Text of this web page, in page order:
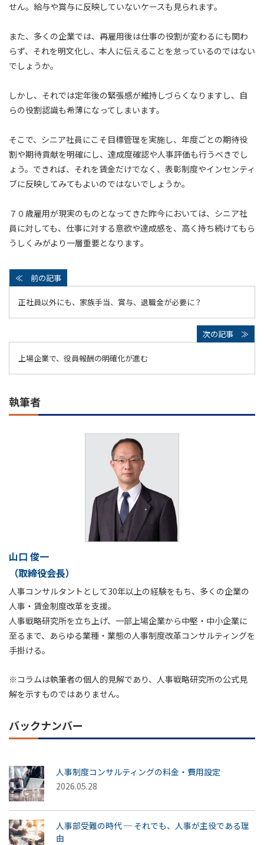
せん。給与や賞与に反映していないケースも見られます。
また、多くの企業では、再雇用後は仕事の役割が変わるにも関わ
らず、それを明文化し、本人に伝えることを怠っているのではない
でしょうか。
しかし、それでは定年後の緊張感が維持しづらくなりますし、自
らの役割認識も希薄になってしまいます。
そこで、シニア社員にこそ目標管理を実施し、年度ごとの期待役
割や期待貢献を明確にし、達成度確認や人事評価も行うべきでし
ょう。できれば、それを賃金だけでなく、表彰制度やインセンティ
ブに反映してみてもよいのではないでしょうか。
７０歳雇用が現実のものとなってきた昨今においては、シニア社
員に対しても、仕事に対する意欲や達成感を、高く持ち続けてもら
うしくみがより一層重要となります。
正社員以外にも、家族手当、賞与、退職金が必要に？
上場企業で、役員報酬の明確化が進む
執筆者
山口 俊一
（取締役会長）
人事コンサルタントとして30年以上の経験をもち、多くの企業の
人事・賃金制度改革を支援。
人事戦略研究所を立ち上げ、一部上場企業から中堅・中小企業に
至るまで、あらゆる業種・業態の人事制度改革コンサルティングを
手掛ける。
※コラムは執筆者の個人的見解であり、人事戦略研究所の公式見
解を示すものではありません。
バックナンバー
人事制度コンサルティングの料金・費用設定
2026.05.28
人事部受難の時代 ─ それでも、人事が主役である理
由